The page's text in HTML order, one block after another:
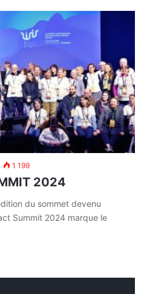
1 199
2024
du sommet devenu
Summit 2024 marque le